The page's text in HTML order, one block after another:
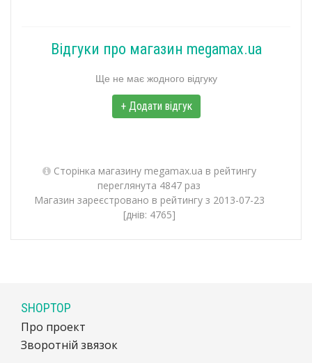
Відгуки про магазин megamax.ua
Ще не має жодного відгуку
+ Додати відгук
Сторінка магазину megamax.ua в рейтингу
переглянута 4847 раз
Магазин зареєстровано в рейтингу з 2013-07-23
[днів: 4765]
SHOPTOP
Про проект
Зворотній звязок